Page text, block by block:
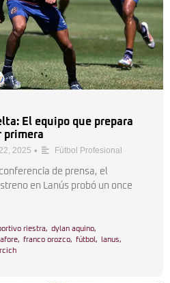
El equipo que prepara
primera
2025 • Fútbol Profesional
de prensa, el
en Lanús probó un once
riestra, dylan aquino,
, franco orozco, fútbol , lanus,